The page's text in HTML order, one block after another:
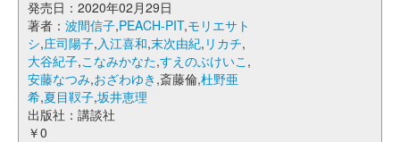
発売日：2020年02月29日
著者： 波間信子,PEACH-PIT,モリエサト
シ,庄司陽子,入江喜和,末次由紀, リカチ,
大谷紀子,こなみかなた,すえのぶけいこ ,
安藤なつみ,おざわゆき ,斎藤倫,杜野亜
希,夏目靫子,坂井恵理
出版社：講談社
￥0